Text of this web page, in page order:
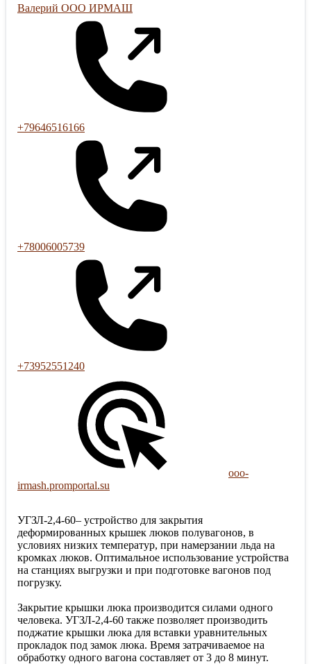
Валерий ООО ИРМАШ
+79646516166
+78006005739
+73952551240
ooo-
irmash.promportal.su
УГЗЛ-2,4-60– устройство для закрытия
деформированных крышек люков полувагонов, в
условиях низких температур, при намерзании льда на
кромках люков. Оптимальное использование устройства
на станциях выгрузки и при подготовке вагонов под
погрузку.
Закрытие крышки люка производится силами одного
человека. УГЗЛ-2,4-60 также позволяет производить
поджатие крышки люка для вставки уравнительных
прокладок под замок люка. Время затрачиваемое на
обработку одного вагона составляет от 3 до 8 минут.